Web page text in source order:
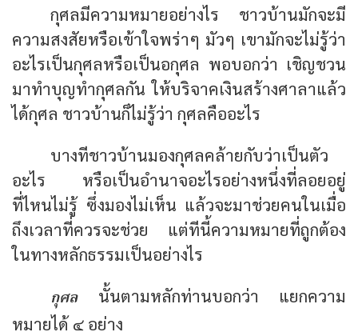
กุศลมีความหมายอย่างไร ชาวบ้านมักจะมี
ความสงสัยหรือเข้าใจพร่าๆ มัวๆ เขามักจะไม่รู้ว่า
อะไรเป็นกุศลหรือเป็นอกุศล พอบอกว่า เชิญชวน
มาทำบุญทำกุศลกัน ให้บริจาคเงินสร้างศาลาแล้ว
ได้กุศล ชาวบ้านก็ไม่รู้ว่า กุศลคืออะไร
บางทีชาวบ้านมองกุศลคล้ายกับว่าเป็นตัว
อะไร หรือเป็นอำนาจอะไรอย่างหนึ่งที่ลอยอยู่
ที่ไหนไม่รู้ ซึ่งมองไม่เห็น แล้วจะมาช่วยคนในเมื่อ
ถึงเวลาที่ควรจะช่วย แต่ทีนี้ความหมายที่ถูกต้อง
ในทางหลักธรรมเป็นอย่างไร
กุศลนั้นตามหลักท่านบอกว่า แยกความ
หมายได้ ๔ อย่าง